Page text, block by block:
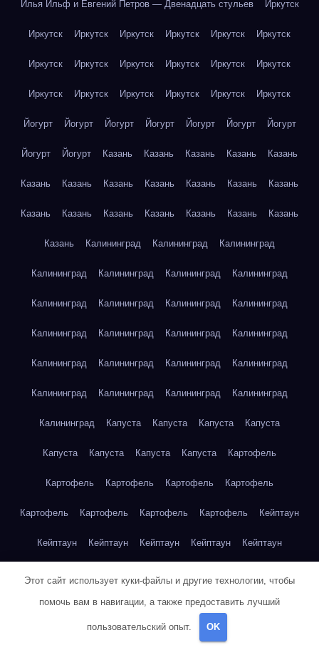
Илья Ильф и Евгений Петров — Двенадцать стульев Иркутск
Иркутск Иркутск Иркутск Иркутск Иркутск Иркутск
Иркутск Иркутск Иркутск Иркутск Иркутск Иркутск
Иркутск Иркутск Иркутск Иркутск Иркутск Иркутск
Йогурт Йогурт Йогурт Йогурт Йогурт Йогурт Йогурт
Йогурт Йогурт Казань Казань Казань Казань Казань
Казань Казань Казань Казань Казань Казань Казань
Казань Казань Казань Казань Казань Казань Казань
Казань Калининград Калининград Калининград
Калининград Калининград Калининград Калининград
Калининград Калининград Калининград Калининград
Калининград Калининград Калининград Калининград
Калининград Калининград Калининград Калининград
Калининград Калининград Калининград Калининград
Калининград Капуста Капуста Капуста Капуста
Капуста Капуста Капуста Капуста Картофель
Картофель Картофель Картофель Картофель
Картофель Картофель Картофель Картофель Кейптаун
Кейптаун Кейптаун Кейптаун Кейптаун Кейптаун
Кейптаун Кейптаун Кейптаун Кейптаун Кейптаун
Кейптаун Кейптаун Кейптаун
Этот сайт использует куки-файлы и другие технологии, чтобы
помочь вам в навигации, а также предоставить лучший
пользовательский опыт. OK